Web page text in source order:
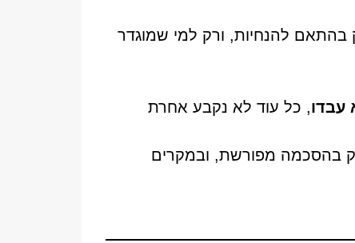
להנחיות, ורק למי שמוגדר
עבדו, כל עוד לא נקבע אחרת
עד 7 ימים, או חופשה שלילית רק בהסכמה מפורשת, ובמקרים